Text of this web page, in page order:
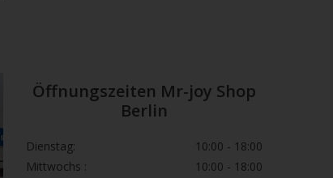
Öffnungszeiten Mr-joy Shop
Berlin
Dienstag:
10:00 - 18:00
Mittwochs :
10:00 - 18:00